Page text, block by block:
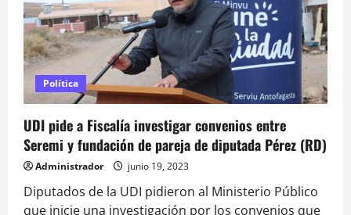
Política
UDI pide a Fiscalía investigar convenios entre
Seremi y fundación de pareja de diputada Pérez (RD)
Administrador junio 19, 2023
Diputados de la UDI pidieron al Ministerio Público
que inicie una investigación por los convenios que